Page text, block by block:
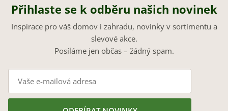
Přihlaste se k odběru našich novinek
Inspirace pro váš domov i zahradu, novinky v sortimentu a
slevové akce.
Posíláme jen občas – žádný spam.